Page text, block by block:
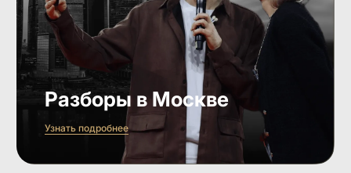
Разборы в Москве
Узнать подробнее